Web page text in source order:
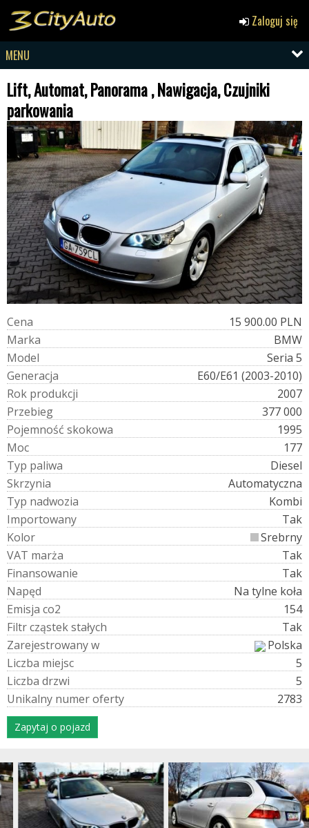
Zaloguj się
MENU
Lift, Automat, Panorama , Nawigacja, Czujniki
parkowania
Cena
15 900.00 PLN
Marka
BMW
Model
Seria 5
Generacja
E60/E61 (2003-2010)
Rok produkcji
2007
Przebieg
377 000
Pojemność skokowa
1995
Moc
177
Typ paliwa
Diesel
Skrzynia
Automatyczna
Typ nadwozia
Kombi
Importowany
Tak
Kolor
Srebrny
VAT marża
Tak
Finansowanie
Tak
Napęd
Na tylne koła
Emisja co2
154
Filtrcząstekstałych
Tak
Zarejestrowanyw
Polska
Liczba miejsc
5
Liczba drzwi
5
Unikalny numeroferty 2783
Zapytaj o pojazd